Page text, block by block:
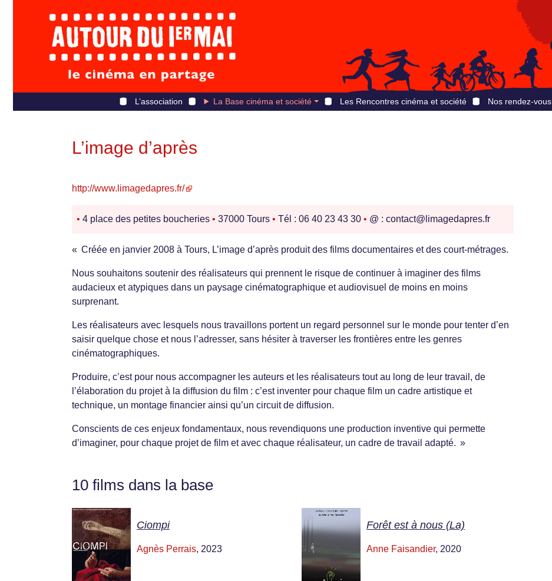
L’association La Base cinéma et société Les Rencontres cinéma et société Nos rendez-vous
L’image d’après
http://www.limagedapres.fr/
• 4 place des petites boucheries • 37000 Tours • Tél : 06 40 23 43 30 • @ : contact@limagedapres.fr
« Créée en janvier 2008 à Tours, L’image d’après produit des films documentaires et des court-métrages.
Nous souhaitons soutenir des réalisateurs qui prennent le risque de continuer à imaginer des films
audacieux et atypiques dans un paysage cinématographique et audiovisuel de moins en moins
surprenant.
Les réalisateurs avec lesquels nous travaillons portent un regard personnel sur le monde pour tenter d’en
saisir quelque chose et nous l’adresser, sans hésiter à traverser les frontières entre les genres
cinématographiques.
Produire, c’est pour nous accompagner les auteurs et les réalisateurs tout au long de leur travail, de
l’élaboration du projet à la diffusion du film : c’est inventer pour chaque film un cadre artistique et
technique, un montage financier ainsi qu’un circuit de diffusion.
Conscients de ces enjeux fondamentaux, nous revendiquons une production inventive qui permette
d’imaginer, pour chaque projet de film et avec chaque réalisateur, un cadre de travail adapté. »
10 films dans la base
Ciompi
Agnès Perrais, 2023
Forêt est à nous (La)
Anne Faisandier, 2020